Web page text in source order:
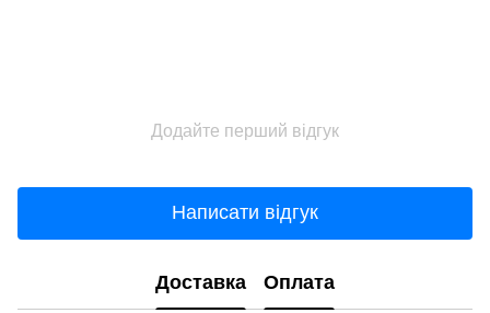
Додайте перший відгук
Написати відгук
Доставка Оплата